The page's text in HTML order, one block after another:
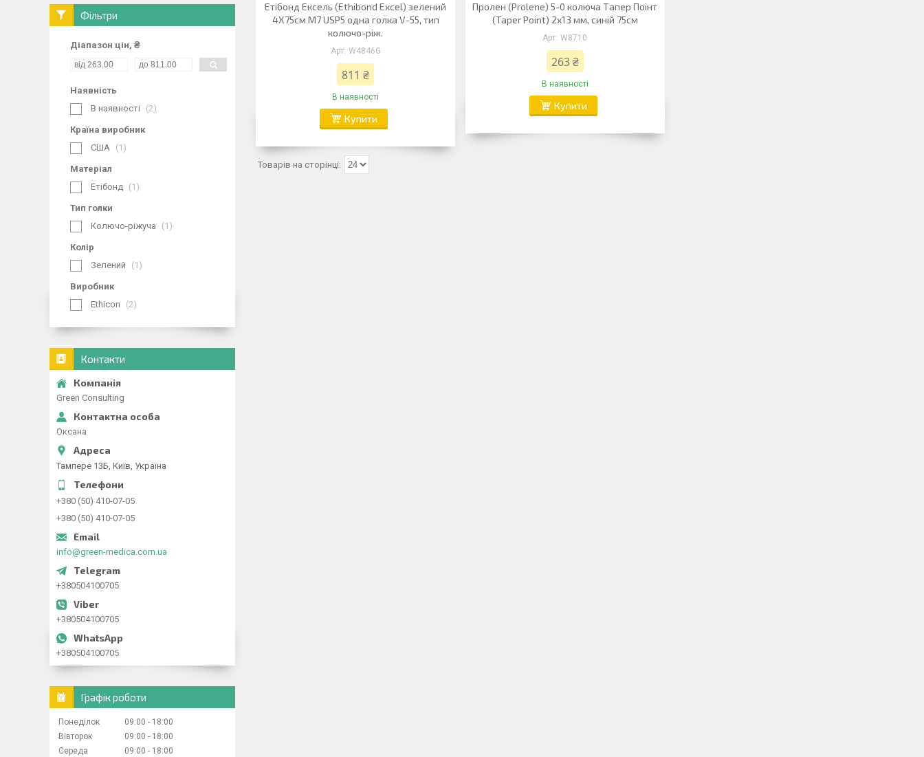
Етібонд Ексель (Ethibond Excel) зелений
4X75см M7 USP5 одна голка V-55, тип
колючо-ріж.
W4846G
811 ₴
В наявності
Купити
Пролен (Prolene) 5-0 колюча Тапер Поінт
(Taper Point) 2х13 мм, синій 75см
W8710
263 ₴
В наявності
Купити
Фільтри
Діапазон цін, ₴
Наявність
В наявності
2
Країна виробник
США
1
Матеріал
Етібонд
1
Тип голки
Колючо-ріжуча
1
Колір
Зелений
1
Виробник
Ethicon
2
Контакти
Green Consulting
Оксана
Тампере 13Б, Київ, Україна
+380 (50) 410-07-05
+380 (50) 410-07-05
info@green-medica.com.ua
+380504100705
+380504100705
+380504100705
Графік роботи
Понеділок 09:00
18:00
Вівторок
09:00
18:00
Середа
09:00 18:00